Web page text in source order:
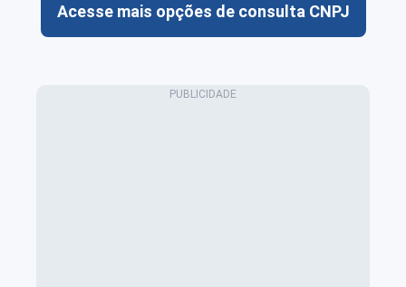
Acesse mais opções de consulta CNPJ